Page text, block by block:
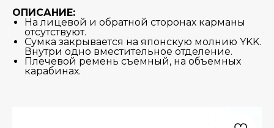
ОПИСАНИЕ:
На лицевой и обратной сторонах карманы
отсутствуют.
Сумка закрывается на японскую молнию YKK.
Внутри одно вместительное отделение.
Плечевой ремень съемный, на объемных
карабинах.